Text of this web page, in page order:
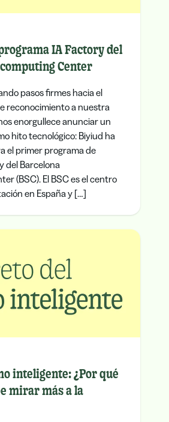
IA Factory del
Center
pasos firmes hacia el
reconocimiento a nuestra
enorgullece anunciar un
hito tecnológico: Biyiud ha
el primer programa de
del Barcelona
(BSC). El BSC es el centro
en España y […]
inteligente: ¿Por qué
mirar más a la